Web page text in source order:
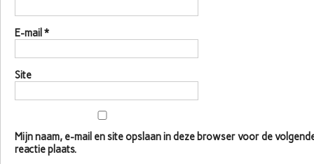
E-mail *
Site
Mijn naam, e-mail en site opslaan in deze browser voor de
reactie plaats.